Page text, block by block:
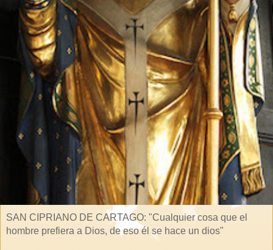
SAN CIPRIANO DE CARTAGO: "Cualquier cosa que el
hombre prefiera a Dios, de eso él se hace un dios"